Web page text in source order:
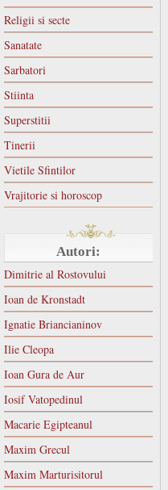
Religii si secte
Sanatate
Sarbatori
Stiinta
Superstitii
Tinerii
Vietile Sfintilor
Vrajitorie si horoscop
Autori:
Dimitrie al Rostovului
Ioan de Kronstadt
Ignatie Briancianinov
Ilie Cleopa
Ioan Gura de Aur
Iosif Vatopedinul
Macarie Egipteanul
Maxim Grecul
Maxim Marturisitorul